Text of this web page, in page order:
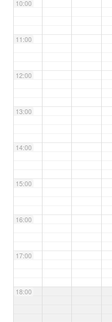
10:00
11:00
12:00
13:00
14:00
15:00
16:00
17:00
18:00